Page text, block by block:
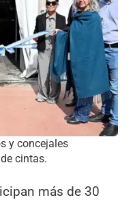
y concejales
cintas.
más de 30